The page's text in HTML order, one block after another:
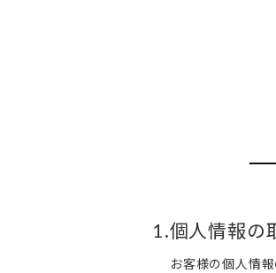
1.個人情報の
お客様の個人情